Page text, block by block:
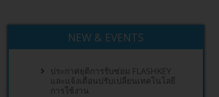
NEW & EVENTS
ประกาศยุติการรับซ่อม FLASHKEY
และแจ้งเตือนปรับเปลี่ยนเทคโนโลยี
การใช้งาน